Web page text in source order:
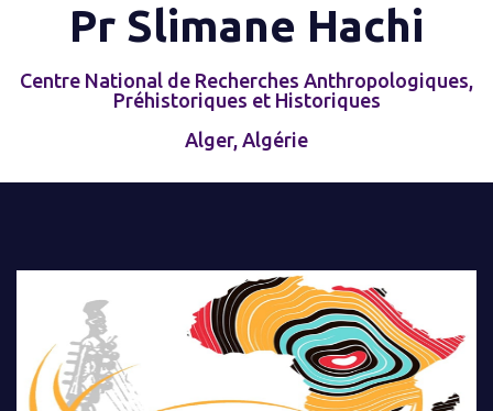
Pr Slimane Hachi
Centre National de Recherches Anthropologiques,
Préhistoriques et Historiques
Alger, Algérie